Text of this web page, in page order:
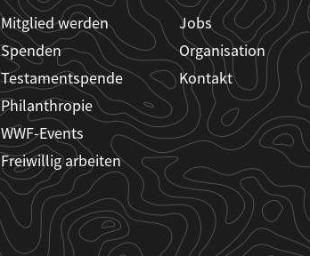
Mitglied werden
Spenden
Testamentspende
Philanthropie
WWF-Events
Freiwillig arbeiten
Jobs
Organisation
Kontakt